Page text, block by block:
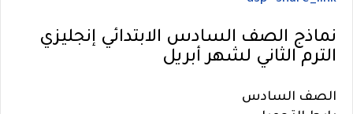
نماذج الصف السادس الابتدائي إنجليزي
الترم الثاني لشهر أبريل
الصف السادس